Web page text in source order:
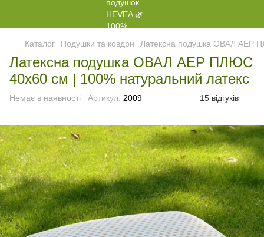
Каталог Подушки та ковдри Латексна подушка ОВАЛ АЕР
Латексна подушка ОВАЛ АЕР ПЛЮС
40x60 см | 100% натуральний латекс
Немає в наявності Артикул: 2009 15 відгуків